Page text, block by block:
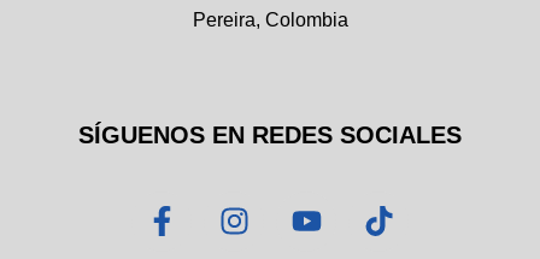
Pereira, Colombia
SÍGUENOS EN REDES SOCIALES
F
a
I
n
Y
o
T
i